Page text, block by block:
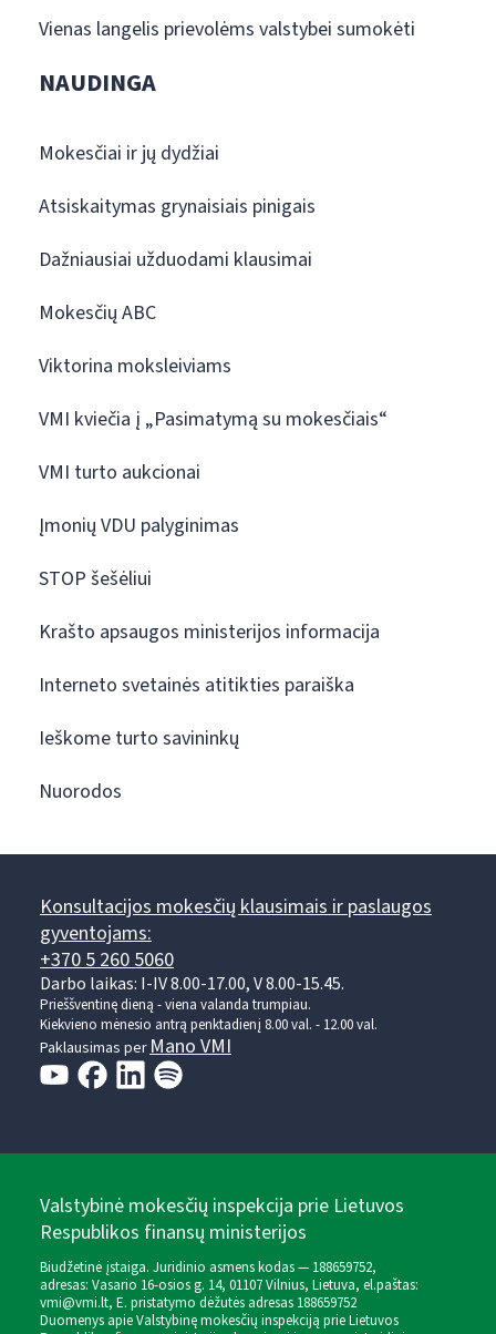
Vienas langelis prievolėms valstybei sumokėti
NAUDINGA
Mokesčiai ir jų dydžiai
Atsiskaitymas grynaisiais pinigais
Dažniausiai užduodami klausimai
Mokesčių ABC
Viktorina moksleiviams
VMI kviečia į „Pasimatymą su mokesčiais“
VMI turto aukcionai
Įmonių VDU palyginimas
STOP šešėliui
Krašto apsaugos ministerijos informacija
Interneto svetainės atitikties paraiška
Ieškome turto savininkų
Nuorodos
Konsultacijos mokesčių klausimais ir paslaugos
gyventojams:
+370 5 260 5060
Darbo laikas: I-IV 8.00-17.00, V 8.00-15.45.
Prieššventinę dieną - viena valanda trumpiau.
Kiekvieno mėnesio antrą penktadienį 8.00 val. - 12.00 val.
Paklausimas perMano VMI
Valstybinė mokesčių inspekcija prie Lietuvos
Respublikos finansų ministerijos
Biudžetinė įstaiga. Juridinio asmens kodas — 188659752,
adresas: Vasario 16-osios g. 14, 01107 Vilnius, Lietuva, el.paštas:
vmi@vmi.lt, E. pristatymo dėžutės adresas 188659752
Duomenys apie Valstybinę mokesčių inspekciją prie Lietuvos